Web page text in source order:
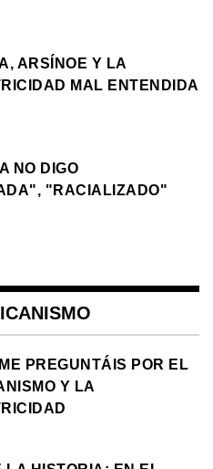
ARSÍNOE Y LA
MAL ENTENDIDA
NO DIGO
"RACIALIZADO"
PREGUNTÁIS POR EL
Y LA